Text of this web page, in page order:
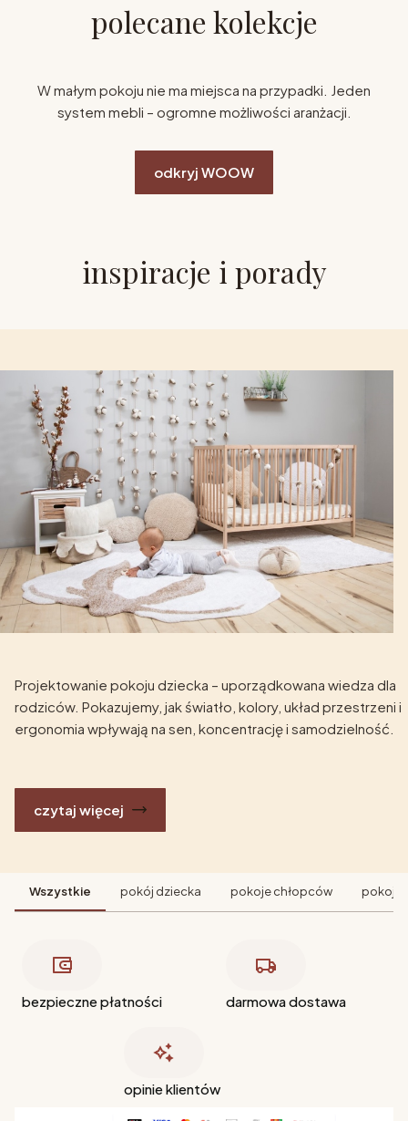
polecane kolekcje
W małym pokoju nie ma miejsca na przypadki. Jeden
system mebli – ogromne możliwości aranżacji.
odkryj WOOW
inspiracje i porady
Projektowanie pokoju dziecka – uporządkowana wiedza dla
rodziców. Pokazujemy, jak światło, kolory, układ przestrzeni i
ergonomia wpływają na sen, koncentrację i samodzielność.
czytaj więcej
Wszystkie pokój dziecka pokoje chłopców pokoje
bezpieczne płatności darmowa dostawa
opinie klientów